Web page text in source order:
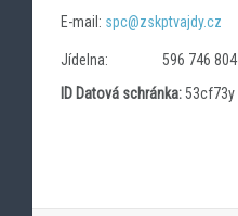
E-mail: spc@zskptvajdy.cz
Jídelna:
596 746 804
ID Datová schránka:53cf73y